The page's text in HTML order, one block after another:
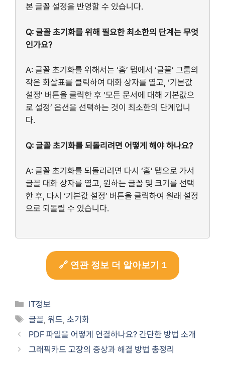
본 글꼴 설정을 반영할 수 있습니다.
Q: 글꼴 초기화를 위해 필요한 최소한의 단계는 무엇
인가요?
A: 글꼴 초기화를 위해서는 ‘홈’ 탭에서 ‘글꼴’ 그룹의
작은 화살표를 클릭하여 대화 상자를 열고, ‘기본값
설정’ 버튼을 클릭한 후 ‘모든 문서에 대해 기본값으
로 설정’ 옵션을 선택하는 것이 최소한의 단계입니
다.
Q: 글꼴 초기화를 되돌리려면 어떻게 해야 하나요?
A: 글꼴 초기화를 되돌리려면 다시 ‘홈’ 탭으로 가서
글꼴 대화 상자를 열고, 원하는 글꼴 및 크기를 선택
한 후, 다시 ‘기본값 설정’ 버튼을 클릭하여 원래 설정
으로 되돌릴 수 있습니다.
🔗 연관 정보 더 알아보기 1
Categories
IT정보
Tags
글꼴,워드,초기화
PDF 파일을 어떻게 연결하나요? 간단한 방법 소개
그래픽카드 고장의 증상과 해결 방법 총정리